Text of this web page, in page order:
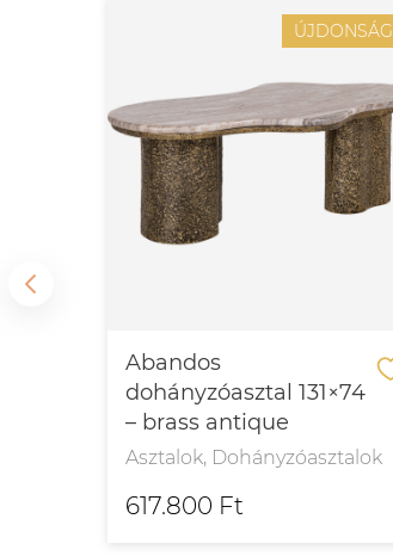
ÚJDONSÁG
Abandos
dohányzóasztal 131×74
– brass antique
Asztalok, Dohányzóasztalok
617.800 Ft